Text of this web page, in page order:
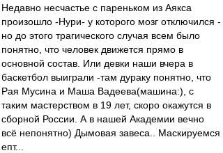
Недавно несчастье с пареньком из Аякса
произошло -Нури- у которого мозг отключился -
но до этого трагического случая всем было
понятно, что человек движется прямо в
основной состав. Или девки наши вчера в
баскетбол выиграли -там дураку понятно, что
Рая Мусина и Маша Вадеева(машина:), с
таким мастерством в 19 лет, скоро окажутся в
сборной России. А в нашей Академии вечно
всё непонятно) Дымовая завеса.. Маскируемся
епт...